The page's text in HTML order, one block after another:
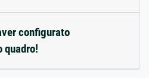
configurato
quadro!